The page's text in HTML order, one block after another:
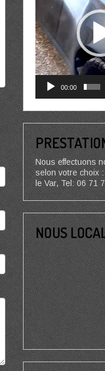
00:00
Nous effectuons
selon votre choix
le Var, Tel: 06 71
NOUS